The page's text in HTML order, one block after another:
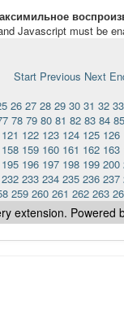
Javascript must be
Start Previous Next
26 27 28 29 30 31 32 33
78 79 80 81 82 83 84 85
121 122 123 124 125 126
158 159 160 161 162 163
195 196 197 198 199 200
232 233 234 235 236 237
259 260 261 262 263
extension. Powered